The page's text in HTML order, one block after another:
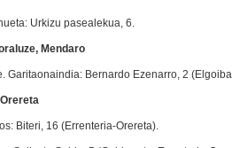
Urkizu pasealekua, 6.
Mendaro
Garitaonaindia: Bernardo Ezenarro, 2
Biteri, 16 (Errenteria-Orereta).